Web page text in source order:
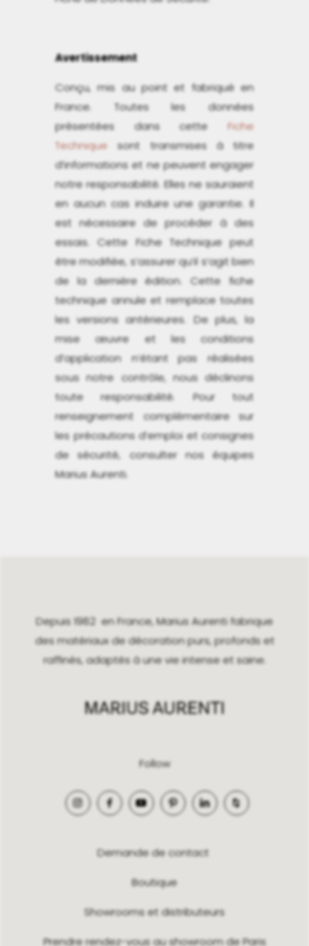
Avertissement
Conçu, mis au point et fabriqué en
France. Toutes les données
présentées dans cetteFiche
Technique sont transmises à titre
d’informations et ne peuvent engager
notre responsabilité. Elles ne sauraient
en aucun cas induire une garantie. Il
est nécessaire de procéder à des
essais. Cette Fiche Technique peut
être modifiée, s’assurer qu’il s’agit bien
de la dernière édition. Cette fiche
technique annule et remplace toutes
les versions antérieures. De plus, la
mise œuvre et les conditions
d’application n’étant pas réalisées
sous notre contrôle, nous déclinons
toute responsabilité. Pour tout
renseignement complémentaire sur
les précautions d’emploi et consignes
de sécurité, consulter nos équipes
Marius Aurenti.
Depuis 1982 en France, Marius Aurenti fabrique
des matériaux de décoration purs, profonds et
raffinés, adaptés à une vie intense et saine.
Follow
Demande de contact
Boutique
Showrooms et distributeurs
Prendre rendez-vous au showroom de Paris